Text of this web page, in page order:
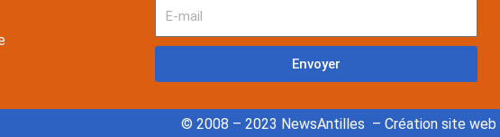
Envoyer
© 2008 – 2023 NewsAntilles – Création site web